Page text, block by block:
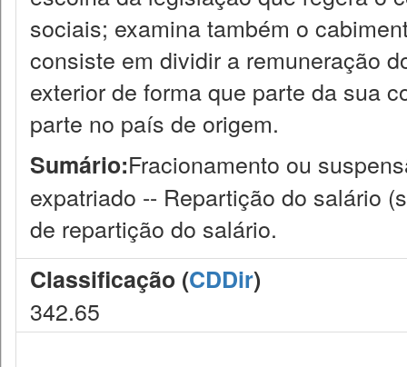
sociais; examina também o
consiste em dividir a remuneração
exterior de forma que parte da sua
parte no país de origem.
Sumário:Fracionamento ou
expatriado -- Repartição do salário
de repartição do salário.
Classificação (CDDir)
342.65